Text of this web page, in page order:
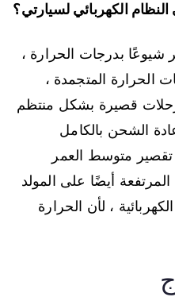
الكهربائي لسيارتي؟
شيوعًا بدرجات الحرارة ،
الحرارة المتجمدة ،
قصيرة بشكل منتظم
الشحن بالكامل
متوسط ​​العمر
أيضًا على المولد
، لأن الحرارة